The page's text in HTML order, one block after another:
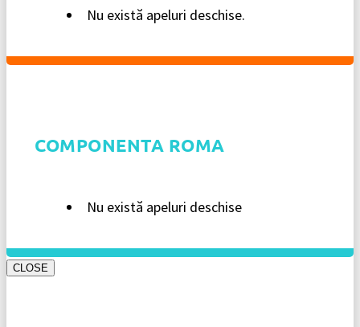
Nu există apeluri deschise.
COMPONENTA ROMA
Nu există apeluri deschise
CLOSE